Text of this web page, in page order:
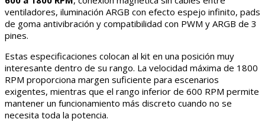
ventiladores, iluminación ARGB con efecto espejo infinito, pads
de goma antivibración y compatibilidad con PWM y ARGB de 3
pines.
Estas especificaciones colocan al kit en una posición muy
interesante dentro de su rango. La velocidad máxima de 1800
RPM proporciona margen suficiente para escenarios
exigentes, mientras que el rango inferior de 600 RPM permite
mantener un funcionamiento más discreto cuando no se
necesita toda la potencia.